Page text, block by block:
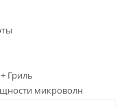
Гриль
микроволн